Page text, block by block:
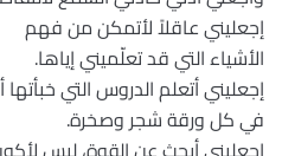
إجعليني عاقلاً لأتمكن من فهم
الأشياء التي قد تعلّميني إياها.
إجعليني أتعلم الدروس التي خبأتها
في كل ورقة شجر وصخرة.